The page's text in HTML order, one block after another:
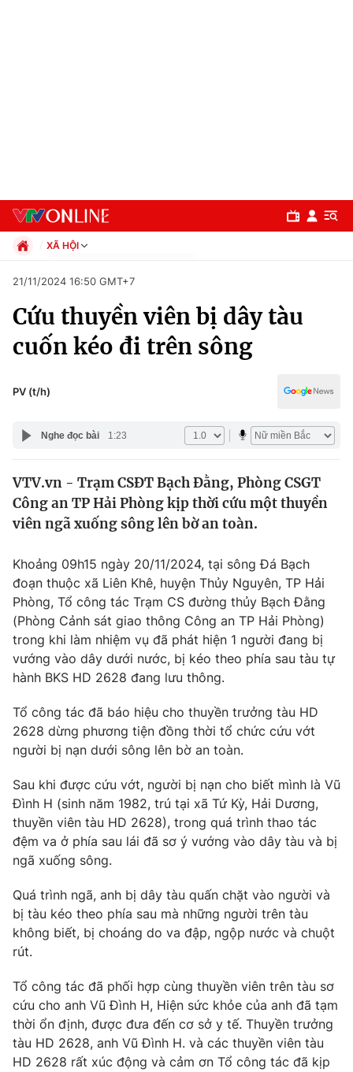
Chuyên mục
Chính trị
Y tế
Tin tức
Thế giới đó đây
Câu chuyện quốc tế
Kinh tế
Tài chính
Thị trường
Góc doanh nghiệp
Dữ liệu và đời sống
Truyền hình
Phim VTV
Hậu trường
Khán giả
Giải sao mai
Giải trí
Điện ảnh
Âm nhạc
Sao
Du lịch
Làm đẹp
Chất lượng cuộc sống
Giáo dục
Tuyển sinh
Công nghệ
Hitech Công nghệ tương lai
Sản phẩm
Thị trường
Tư vấn
Giao lưu trực tuyến
Lịch phát sóng
Chuyên mục khác
Emagazine Podcast
XÃ HỘI
Xã hội
Pháp luật
Thể thao
Đời sống
Giáo dục
21/11/2024 16:50 GMT+7
Cứu thuyền viên bị dây tàu
cuốn kéo đi trên sông
PV (t/h)
Nghe đọc bài 1:23
VTV.vn - Trạm CSĐT Bạch Đằng, Phòng CSGT
Công an TP Hải Phòng kịp thời cứu một thuyền
viên ngã xuống sông lên bờ an toàn.
Khoảng 09h15 ngày 20/11/2024, tại sông Đá Bạch
đoạn thuộc xã Liên Khê, huyện Thủy Nguyên, TP Hải
Phòng, Tổ công tác Trạm CS đường thủy Bạch Đằng
(Phòng Cảnh sát giao thông Công an TP Hải Phòng)
trong khi làm nhiệm vụ đã phát hiện 1 người đang bị
vướng vào dây dưới nước, bị kéo theo phía sau tàu tự
hành BKS HD 2628 đang lưu thông.
Tổ công tác đã báo hiệu cho thuyền trưởng tàu HD
2628 dừng phương tiện đồng thời tổ chức cứu vớt
người bị nạn dưới sông lên bờ an toàn.
Sau khi được cứu vớt, người bị nạn cho biết mình là Vũ
Đình H (sinh năm 1982, trú tại xã Tứ Kỳ, Hải Dương,
thuyền viên tàu HD 2628), trong quá trình thao tác
đệm va ở phía sau lái đã sơ ý vướng vào dây tàu và bị
ngã xuống sông.
Quá trình ngã, anh bị dây tàu quấn chặt vào người và
bị tàu kéo theo phía sau mà những người trên tàu
không biết, bị choáng do va đập, ngộp nước và chuột
rút.
Tổ công tác đã phối hợp cùng thuyền viên trên tàu sơ
cứu cho anh Vũ Đình H, Hiện sức khỏe của anh đã tạm
thời ổn định, được đưa đến cơ sở y tế. Thuyền trưởng
tàu HD 2628, anh Vũ Đình H. và các thuyền viên tàu
HD 2628 rất xúc động và cảm ơn Tổ công tác đã kịp